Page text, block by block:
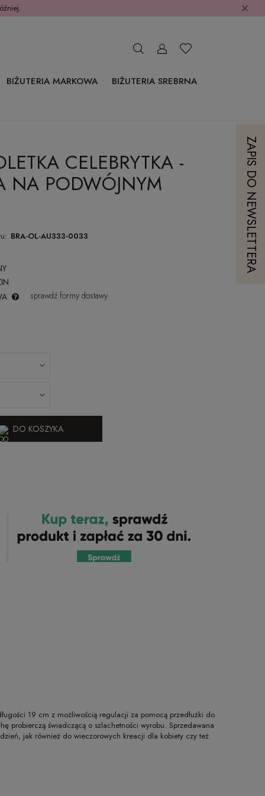
BIŻUTERIA MARKOWA BIŻUTERIA SREBRNA
CELEBRYTKA -
NA PODWÓJNYM
BRA-OL-AU333-0033
sprawdź formy dostawy
DO KOSZYKA
19 cm z możliwością regulacji za pomocą przedłużki do
probierczą świadczącą o szlachetności wyrobu. Sprzedawana
jak również do wieczorowych kreacji dla kobiety czy też
ZAPIS DO NEWSLETTERA